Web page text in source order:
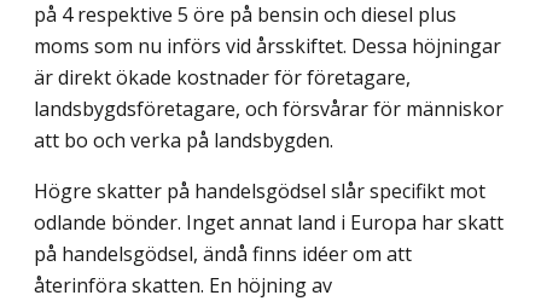
på 4 respektive 5 öre på bensin och diesel plus
moms som nu införs vid årsskiftet. Dessa höjningar
är direkt ökade kostnader för företagare,
landsbygdsföretagare, och försvårar för människor
att bo och verka på landsbygden.
Högre skatter på handelsgödsel slår specifikt mot
odlande bönder. Inget annat land i Europa har skatt
på handelsgödsel, ändå finns idéer om att
återinföra skatten. En höjning av